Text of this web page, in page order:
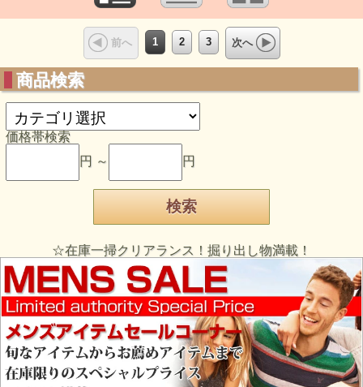
前へ 1 2 3 次へ
商品検索
価格帯検索
円 ～
円
☆在庫一掃クリアランス！掘り出し物満載！